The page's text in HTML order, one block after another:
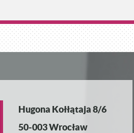
Hugona Kołłątaja 8/6
50-003 Wrocław